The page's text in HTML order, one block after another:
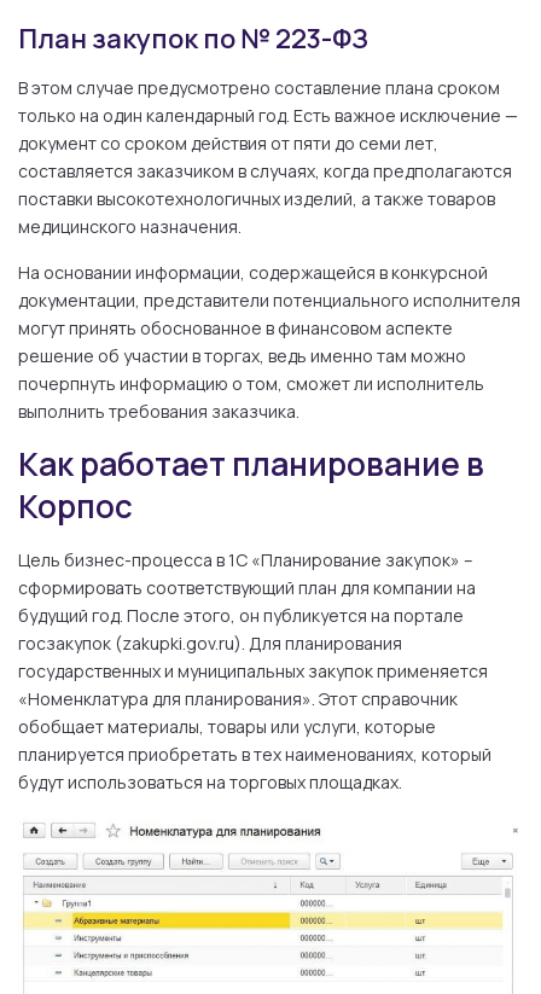
План закупок по № 223-ФЗ
В этом случае предусмотрено составление плана сроком
только на один календарный год. Есть важное исключение —
документ со сроком действия от пяти до семи лет,
составляется заказчиком в случаях, когда предполагаются
поставки высокотехнологичных изделий, а также товаров
медицинского назначения.
На основании информации, содержащейся в конкурсной
документации, представители потенциального исполнителя
могут принять обоснованное в финансовом аспекте
решение об участии в торгах, ведь именно там можно
почерпнуть информацию о том, сможет ли исполнитель
выполнить требования заказчика.
Как работает планирование в
Корпос
Цель бизнес-процесса в 1С «Планирование закупок» –
сформировать соответствующий план для компании на
будущий год. После этого, он публикуется на портале
госзакупок (zakupki.gov.ru). Для планирования
государственных и муниципальных закупок применяется
«Номенклатура для планирования». Этот справочник
обобщает материалы, товары или услуги, которые
планируется приобретать в тех наименованиях, который
будут использоваться на торговых площадках.